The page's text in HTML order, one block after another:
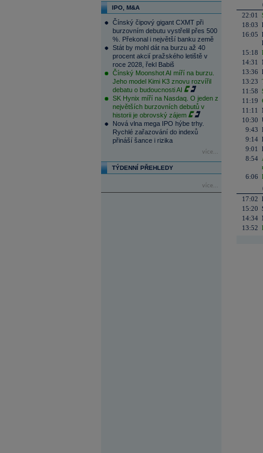
IPO, M&A
Čínský čipový gigant CXMT při
burzovním debutu vystřelil přes 500
%. Překonal i největší banku země
Stát by mohl dát na burzu až 40
procent akcií pražského letiště v
roce 2028, řekl Babiš
Čínský Moonshot AI míří na burzu.
Jeho model Kimi K3 znovu rozvířil
debatu o budoucnosti AI
SK Hynix míří na Nasdaq. O jeden z
největších burzovních debutů v
historii je obrovský zájem
Nová vlna mega IPO hýbe trhy.
Rychlé zařazování do indexů
přináší šance i rizika
více...
TÝDENNÍ PŘEHLEDY
více...
22:01
18:03
16:05
15:18
14:31
13:36
13:23
11:58
11:19
11:11
10:30
9:43
9:14
9:01
8:54
6:06
17:02
15:20
14:34
13:52